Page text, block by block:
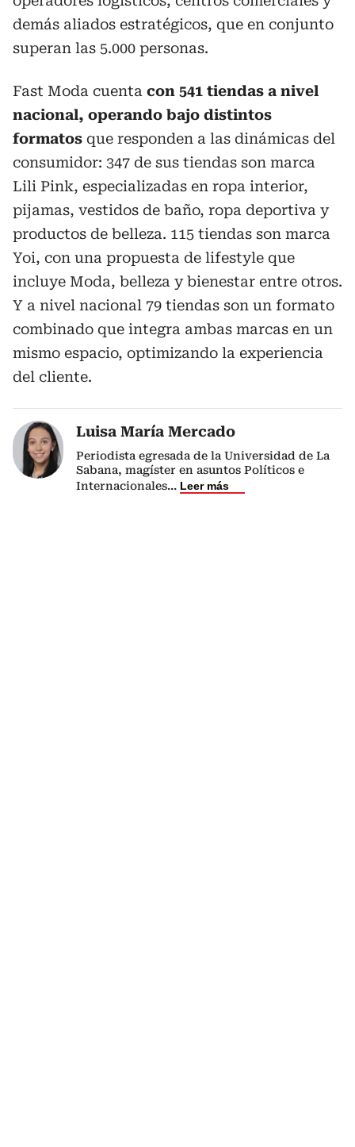
demás aliados estratégicos, que en conjunto
superan las 5.000 personas.
Fast Moda cuenta con 541 tiendas a nivel
nacional, operando bajo distintos
formatos que responden a las dinámicas del
consumidor: 347 de sus tiendas son marca
Lili Pink, especializadas en ropa interior,
pijamas, vestidos de baño, ropa deportiva y
productos de belleza. 115 tiendas son marca
Yoi, con una propuesta de lifestyle que
incluye Moda, belleza y bienestar entre otros.
Y a nivel nacional 79 tiendas son un formato
combinado que integra ambas marcas en un
mismo espacio, optimizando la experiencia
del cliente.
Luisa María Mercado
Periodista egresada de la Universidad de La
Sabana, magíster en asuntos Políticos e
Internacionales... Leer más